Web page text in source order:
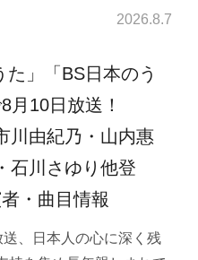
2026.8.7
」「BS日本のう
8月10日放送！
川由紀乃・山内惠
石川さゆり他登
・曲目情報
、日本人の心に深く残